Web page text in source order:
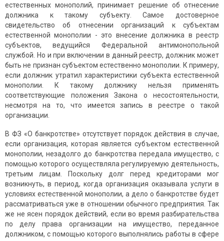
естественных монополий, принимает решение об отнесение
должника к такому субъекту. Самое достоверное
свидетельство об отнесении организаций к субъектам
естественной монополии - это внесение должника в реестр
субъектов, ведущийся Федеральной антимонопольной
службой. Но и при включении в данный реестр, должник может
быть не признан субъектом естественно монополии. К примеру,
если должник утратил характеристики субъекта естественной
монополии. К такому должнику нельзя применять
соответствующие положения Закона о несостоятельности,
несмотря на то, что имеется запись в реестре о такой
организации.
В ФЗ «О банкротстве» отсутствует порядок действия в случае,
если организация, которая является субъектом естественной
монополии, незадолго до банкротства передала имущество, с
помощью которого осуществляла регулируемую деятельность,
третьим лицам. Поскольку долг перед кредиторами мог
возникнуть, в период, когда организация оказывала услуги в
условиях естественной монополии, а дело о банкротстве будет
рассматриваться уже в отношении обычного предприятия. Так
же не ясен порядок действий, если во время разбирательства
по делу права организации на имущество, переданное
должником, с помощью которого выполнялись работы в сфере